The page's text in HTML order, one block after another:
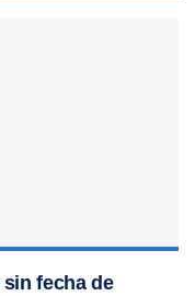
fecha de